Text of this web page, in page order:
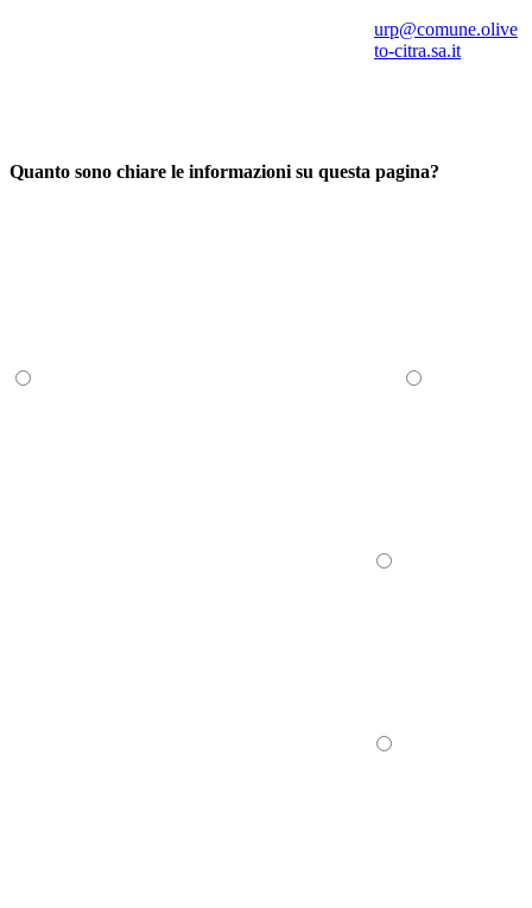
urp@comune.olive
to-citra.sa.it
Quanto sono chiare le informazioni su questa pagina?